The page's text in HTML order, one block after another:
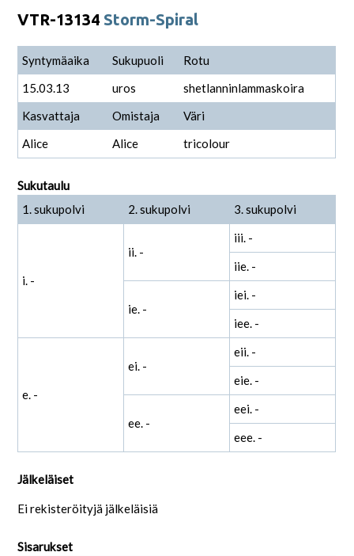
VTR-13134 Storm-Spiral
Syntymäaika Sukupuoli
Rotu
15.03.13
uros
shetlanninlammaskoira
Kasvattaja
Omistaja
Väri
Alice
Alice tricolour
Sukutaulu
1. sukupolvi
2. sukupolvi 3. sukupolvi
i. -
ii. -
iii. -
iie. -
ie. -
iei. -
iee. -
e. -
ei. -
eii. -
eie. -
ee. -
eei. -
eee. -
Jälkeläiset
Ei rekisteröityjä jälkeläisiä
Sisarukset